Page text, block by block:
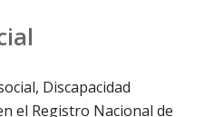
Discapacidad
el Registro Nacional de